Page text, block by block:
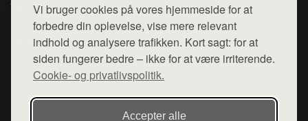
Vi bruger cookies på vores hjemmeside for at
forbedre din oplevelse, vise mere relevant
indhold og analysere trafikken. Kort sagt: for at
siden fungerer bedre – ikke for at være irriterende.
Cookie- og privatlivspolitik.
Accepter alle
Top Rabatter
Blog
Kontakt
Mail: hej@want.dk
Cookie- og privatlivspolitik
Denne side er en del af want.dk, der udgiver en række